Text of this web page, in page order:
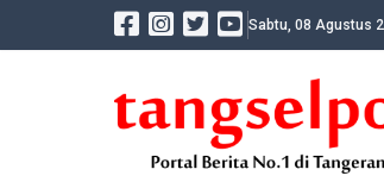
Sabtu, 08 Agustus